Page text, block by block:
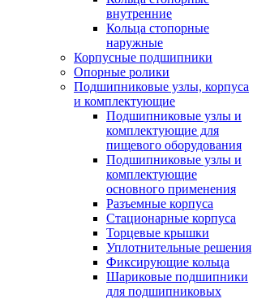
внутренние
Кольца стопорные
наружные
Корпусные подшипники
Опорные ролики
Подшипниковые узлы, корпуса
и комплектующие
Подшипниковые узлы и
комплектующие для
пищевого оборудования
Подшипниковые узлы и
комплектующие
основного применения
Разъемные корпуса
Стационарные корпуса
Торцевые крышки
Уплотнительные решения
Фиксирующие кольца
Шариковые подшипники
для подшипниковых